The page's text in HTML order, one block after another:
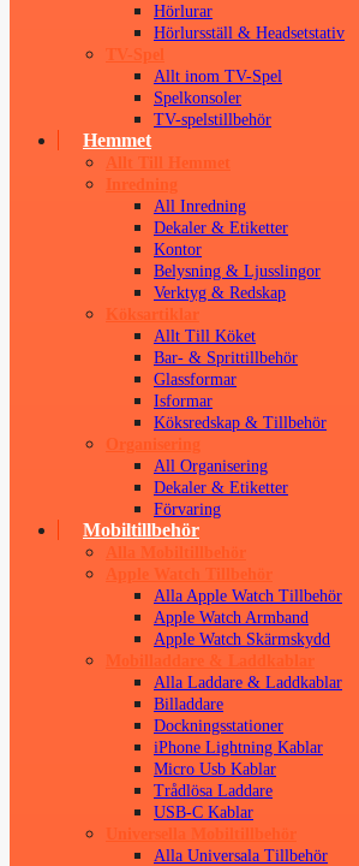
Hörlurar
Hörlursställ & Headsetstativ
TV-Spel
Allt inom TV-Spel
Spelkonsoler
TV-spelstillbehör
Hemmet
Allt Till Hemmet
Inredning
All Inredning
Dekaler & Etiketter
Kontor
Belysning & Ljusslingor
Verktyg & Redskap
Köksartiklar
Allt Till Köket
Bar- & Sprittillbehör
Glassformar
Isformar
Köksredskap & Tillbehör
Organisering
All Organisering
Dekaler & Etiketter
Förvaring
Mobiltillbehör
Alla Mobiltillbehör
Apple Watch Tillbehör
Alla Apple Watch Tillbehör
Apple Watch Armband
Apple Watch Skärmskydd
Mobilladdare & Laddkablar
Alla Laddare & Laddkablar
Billaddare
Dockningsstationer
iPhone Lightning Kablar
Micro Usb Kablar
Trådlösa Laddare
USB-C Kablar
Universella Mobiltillbehör
Alla Universala Tillbehör